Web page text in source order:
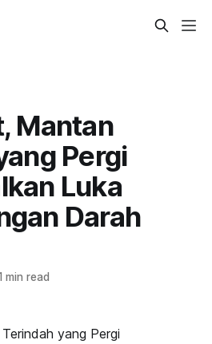
Mantan
Pergi
Luka
Darah
min read